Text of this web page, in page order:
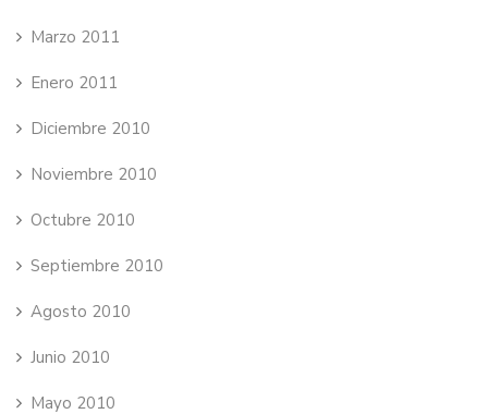
Marzo 2011
Enero 2011
Diciembre 2010
Noviembre 2010
Octubre 2010
Septiembre 2010
Agosto 2010
Junio 2010
Mayo 2010